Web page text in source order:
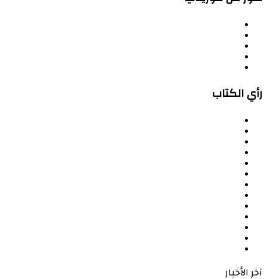
رأي الكتاب
آخر الأخبار